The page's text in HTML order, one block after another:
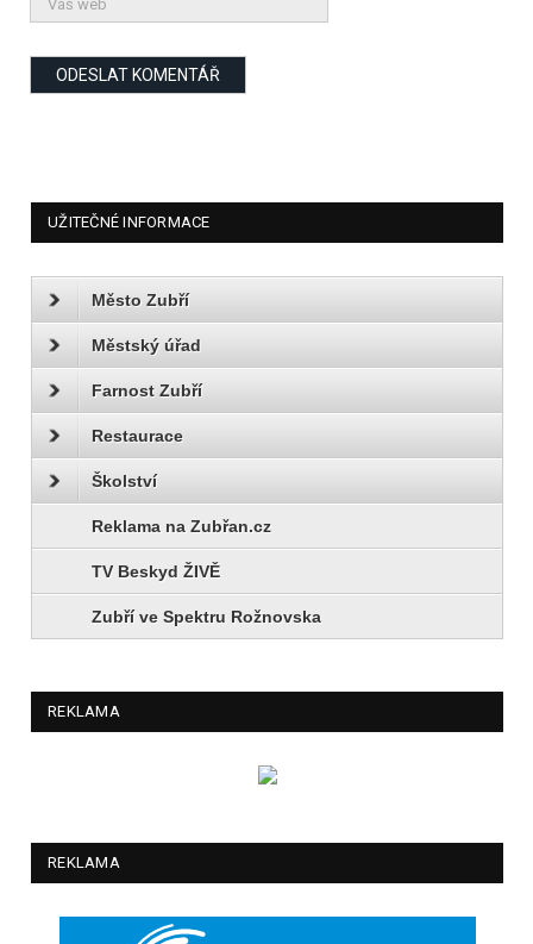
UŽITEČNÉ INFORMACE
Město Zubří
Městský úřad
Farnost Zubří
Restaurace
Školství
Reklama na Zubřan.cz
TV Beskyd ŽIVĚ
Zubří ve Spektru Rožnovska
REKLAMA
REKLAMA